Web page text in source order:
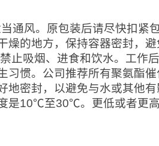
通风。原包装后请尽快扣紧
燥的地方，保持容器密封，
止吸烟、进食和饮水。工作
习惯。公司推荐所有聚氨酯
地密封，以避免与水或其他
是10℃至30℃。更低或者更